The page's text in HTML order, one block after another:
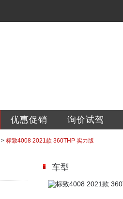
优惠促销 询价试驾
> 标致4008 2021款 360THP 实力版
车型